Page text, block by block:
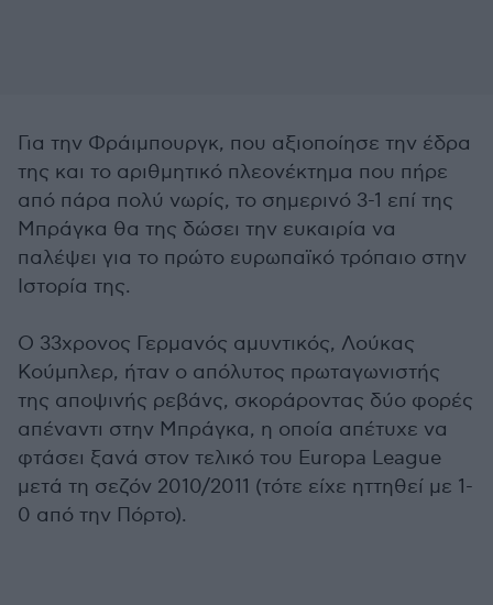
Για την Φράιμπουργκ, που αξιοποίησε την έδρα
της και το αριθμητικό πλεονέκτημα που πήρε
από πάρα πολύ νωρίς, το σημερινό 3-1 επί της
Μπράγκα θα της δώσει την ευκαιρία να
παλέψει για το πρώτο ευρωπαϊκό τρόπαιο στην
Ιστορία της.
Ο 33χρονος Γερμανός αμυντικός, Λούκας
Κούμπλερ, ήταν ο απόλυτος πρωταγωνιστής
της αποψινής ρεβάνς, σκοράροντας δύο φορές
απέναντι στην Μπράγκα, η οποία απέτυχε να
φτάσει ξανά στον τελικό του Europa League
μετά τη σεζόν 2010/2011 (τότε είχε ηττηθεί με 1-
0 από την Πόρτο).